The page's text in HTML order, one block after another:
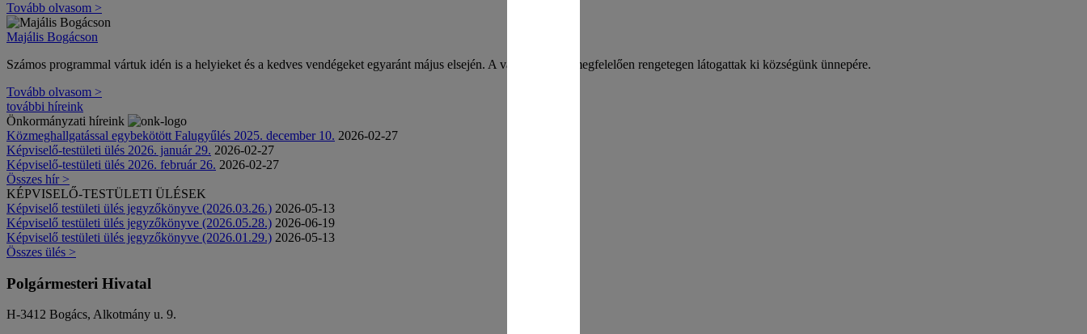
Tovább olvasom >
Majális Bogácson
Számos programmal vártuk idén is a helyieket és a kedves vendégeket egyaránt május elsején. A várakozásnak megfelelően rengetegen látogattak ki községünk ünnepére.
Tovább olvasom >
további híreink
Önkormányzati híreink
Közmeghallgatással egybekötött Falugyűlés 2025. december 10. 2026-02-27
Képviselő-testületi ülés 2026. január 29. 2026-02-27
Képviselő-testületi ülés 2026. február 26. 2026-02-27
Összes hír >
KÉPVISELŐ-TESTÜLETI ÜLÉSEK
Képviselő testületi ülés jegyzőkönyve (2026.03.26.) 2026-05-13
Képviselő testületi ülés jegyzőkönyve (2026.05.28.) 2026-06-19
Képviselő testületi ülés jegyzőkönyve (2026.01.29.) 2026-05-13
Összes ülés >
Polgármesteri Hivatal
H-3412 Bogács, Alkotmány u. 9.